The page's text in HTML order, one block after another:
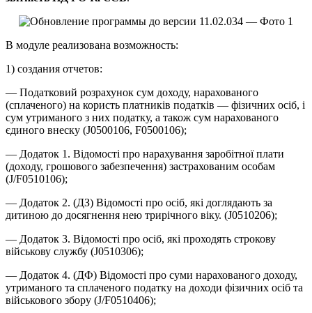
В модуле реализована возможность:
1) создания отчетов:
— Податковий розрахунок сум доходу, нарахованого
(сплаченого) на користь платників податків — фізичних осіб, і
сум утриманого з них податку, а також сум нарахованого
єдиного внеску (J0500106, F0500106);
— Додаток 1. Відомості про нарахування заробітної плати
(доходу, грошового забезпечення) застрахованим особам
(J/F0510106);
— Додаток 2. (ДЗ) Відомості про осіб, які доглядають за
дитиною до досягнення нею трирічного віку. (J0510206);
— Додаток 3. Відомості про осіб, які проходять строкову
військову службу (J0510306);
— Додаток 4. (ДФ) Відомості про суми нарахованого доходу,
утриманого та сплаченого податку на доходи фізичних осіб та
військового збору (J/F0510406);